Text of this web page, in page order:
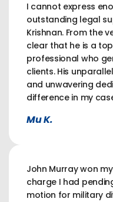
I cannot express
outstanding legal
Krishnan. From the
clear that he is a
professional who
clients. His
and unwavering
difference in my
Mu K.
John Murray won
charge I had
motion for military